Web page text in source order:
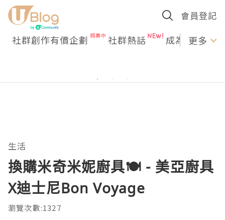
會員登記
社群創作有價企劃 社群熱話 成為U更多
生活
換購米奇米妮廚具🍽️ - 美亞廚具
X迪士尼Bon Voyage
瀏覽次數:1327